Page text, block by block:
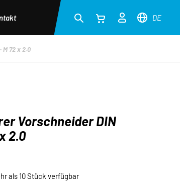
DE
M 72 x 2.0
Vorschneider DIN
2.0
als 10 Stück verfügbar